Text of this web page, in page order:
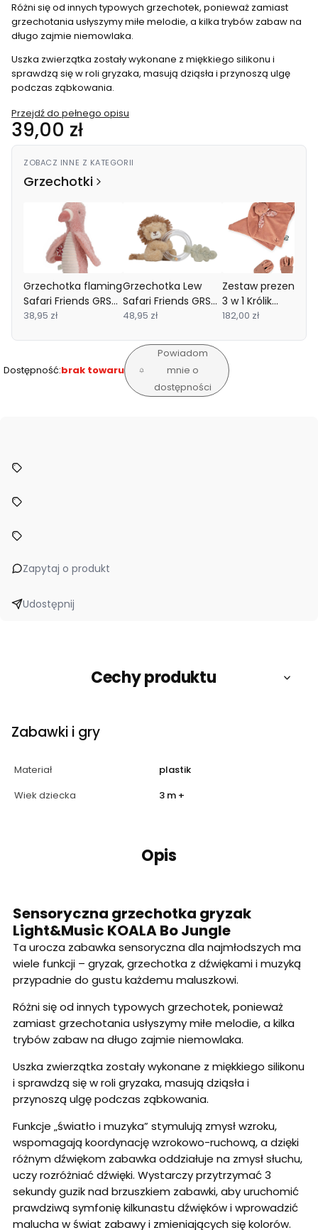
Różni się od innych typowych grzechotek, ponieważ zamiast
grzechotania usłyszymy miłe melodie, a kilka trybów zabaw na
długo zajmie niemowlaka.
Uszka zwierzątka zostały wykonane z miękkiego silikonu i
sprawdzą się w roli gryzaka, masują dziąsła i przynoszą ulgę
podczas ząbkowania.
Przejdź do pełnego opisu
Cena
39,00 zł
ZOBACZ INNE Z KATEGORII
Grzechotki
Grzechotka flaming
Safari Friends GRS
Little Dutch
38,95 zł
Grzechotka Lew
Safari Friends GRS
Little Dutch
48,95 zł
Zestaw prezentowy
3 w 1 Królik
komforter + gryzak
Kaloo
182,00 zł
Dostępność:brak towaru
Powiadom
mnie o
dostępności
Zapytaj o produkt
Udostępnij
Cechy produktu
Zabawki i gry
Materiał
plastik
Wiek dziecka
3 m +
Opis
Sensoryczna grzechotka gryzak
Light&Music KOALA Bo Jungle
Ta urocza zabawka sensoryczna dla najmłodszych ma
wiele funkcji – gryzak, grzechotka z dźwiękami i muzyką
przypadnie do gustu każdemu maluszkowi.
Różni się od innych typowych grzechotek, ponieważ
zamiast grzechotania usłyszymy miłe melodie, a kilka
trybów zabaw na długo zajmie niemowlaka.
Uszka zwierzątka zostały wykonane z miękkiego silikonu
i sprawdzą się w roli gryzaka, masują dziąsła i
przynoszą ulgę podczas ząbkowania.
Funkcje „światło i muzyka” stymulują zmysł wzroku,
wspomagają koordynację wzrokowo-ruchową, a dzięki
różnym dźwiękom zabawka oddziałuje na zmysł słuchu,
uczy rozróżniać dźwięki. Wystarczy przytrzymać 3
sekundy guzik nad brzuszkiem zabawki, aby uruchomić
prawdziwą symfonię kilkunastu dźwięków i wprowadzić
malucha w świat zabawy i zmieniających się kolorów.